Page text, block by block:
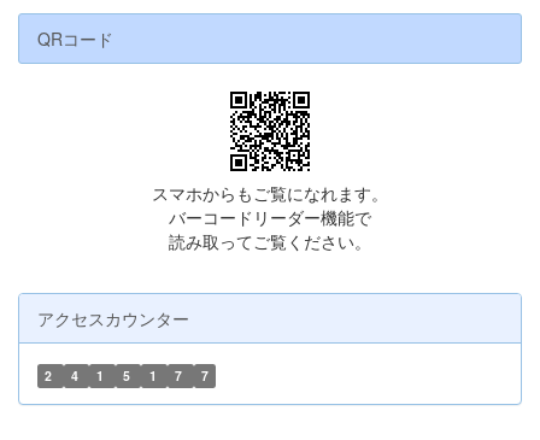
QRコード
スマホからもご覧になれます。
バーコードリーダー機能で
読み取ってご覧ください。
アクセスカウンター
2 4 1 5 1 7 7